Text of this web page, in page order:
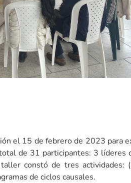
el 15 de febrero de 2023 para
de 31 participantes: 3 líderes
constó de tres actividades:
de ciclos causales.